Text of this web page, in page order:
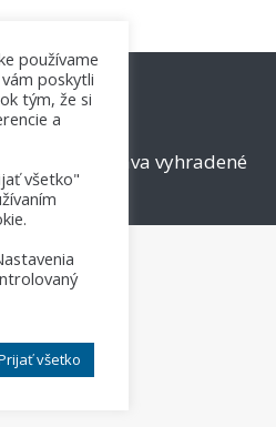
a.s. Všetky práva vyhradené
súhlas
používame
poskytli
tým, že si
a
všetko"
všetko